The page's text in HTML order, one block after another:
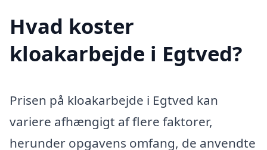
Hvad koster
kloakarbejde i Egtved?
Prisen på kloakarbejde i Egtved kan
variere afhængigt af flere faktorer,
herunder opgavens omfang, de anvendte